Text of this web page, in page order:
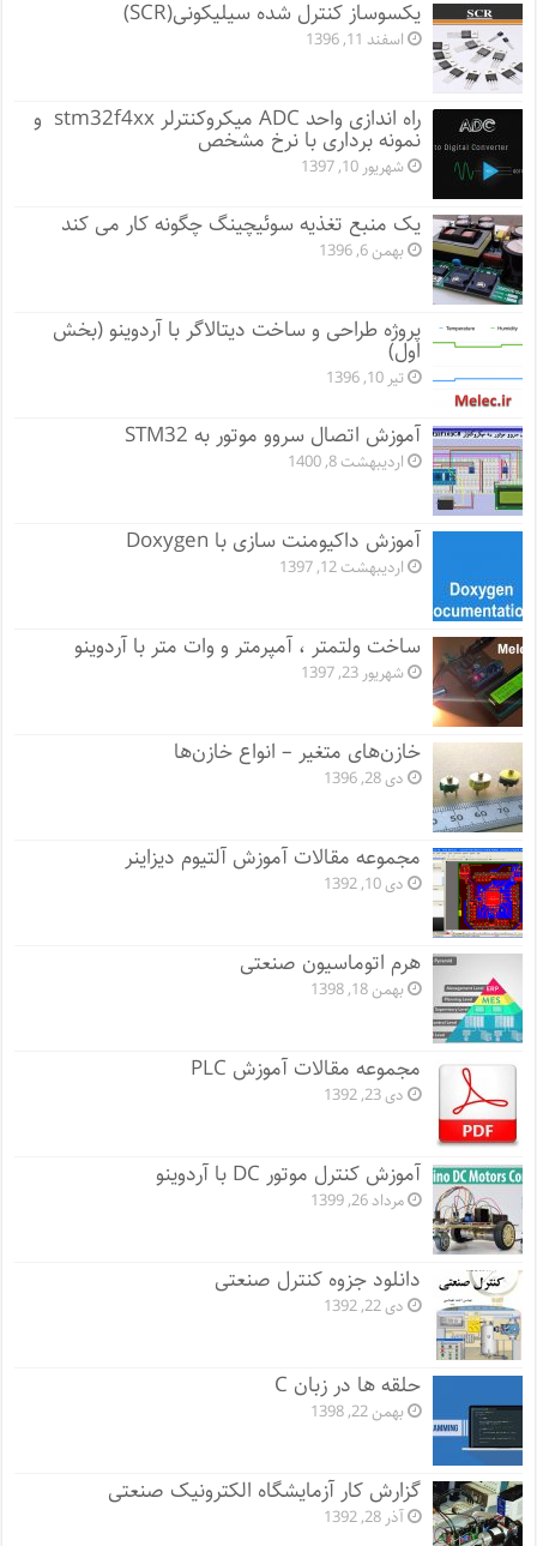
یکسوساز کنترل شده سیلیکونی(SCR)
اسفند 11, 1396
راه اندازی واحد ADC میکروکنترلر stm32f4xx و
نمونه برداری با نرخ مشخص
شهریور 10, 1397
یک منبع تغذیه سوئیچینگ چگونه کار می کند
بهمن 6, 1396
پروژه طراحی و ساخت دیتالاگر با آردوینو (بخش
اول)
تیر 10, 1396
آموزش اتصال سروو موتور به STM32
اردیبهشت 8, 1400
آموزش داکیومنت سازی با Doxygen
اردیبهشت 12, 1397
ساخت ولتمتر ، آمپرمتر و وات متر با آردوینو
شهریور 23, 1397
خازن‌های متغیر – انواع خازن‌ها
دی 28, 1396
مجموعه مقالات آموزش آلتیوم دیزاینر
دی 10, 1392
هرم اتوماسیون صنعتی
بهمن 18, 1398
مجموعه مقالات آموزش PLC
دی 23, 1392
آموزش کنترل موتور DC با آردوینو
مرداد 26, 1399
دانلود جزوه کنترل صنعتی
دی 22, 1392
حلقه ها در زبان C
بهمن 22, 1398
گزارش کار آزمایشگاه الکترونیک صنعتی
آذر 28, 1392